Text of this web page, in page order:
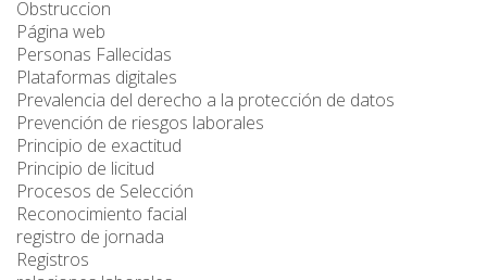
Obstruccion
Página web
Personas Fallecidas
Plataformas digitales
Prevalencia del derecho a la protección de datos
Prevención de riesgos laborales
Principio de exactitud
Principio de licitud
Procesos de Selección
Reconocimiento facial
registro de jornada
Registros